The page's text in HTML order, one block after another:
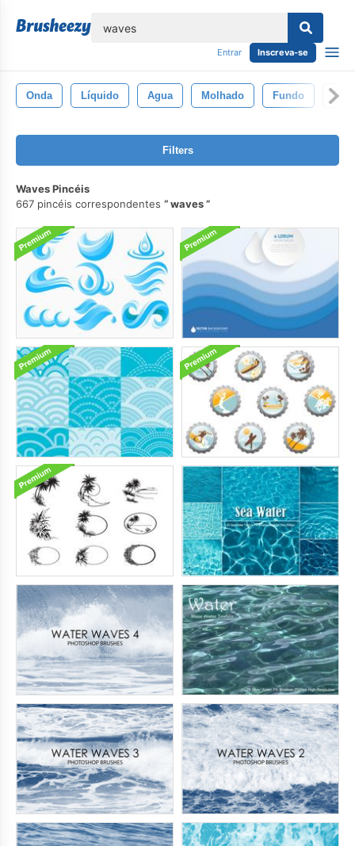
Entrar Inscreva-se
Onda Líquido Agua Molhado Fundo
Filters
Waves Pincéis
667 pincéis correspondentes
waves